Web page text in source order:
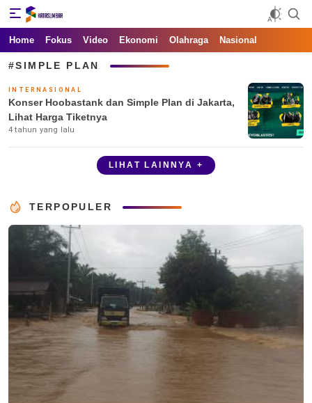
Kata Sumbar
Berita Sumbar Hari Ini
Home Fokus Video Ekonomi Olahraga Nasional
#SIMPLE PLAN
INTERNASIONAL
Konser Hoobastank dan Simple Plan di Jakarta,
Lihat Harga Tiketnya
4 tahun yang lalu
LIHAT LAINNYA +
TERPOPULER